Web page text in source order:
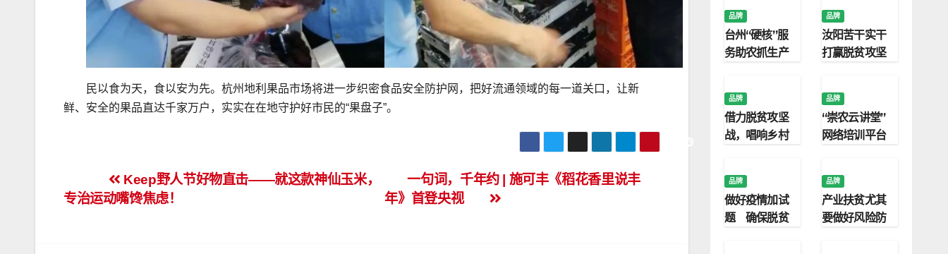
民以食为天，食以安为先。杭州地利果品市场将进一步织密食品安全防护网，把好流通领域的每一道关口，让新
鲜、安全的果品直达千家万户，实实在在地守护好市民的“果盘子”。
文
章
一句词，千年约 | 施可丰《稻花香里说丰
年》首登央视
Keep野人节好物直击——就这款神仙玉米，
专治运动嘴馋焦虑！
多人看到
品牌
台州“硬核”服
务助农抓生产
品牌
汝阳苦干实干
打赢脱贫攻坚
品牌
借力脱贫攻坚
战，唱响乡村
品牌
“崇农云讲堂”
网络培训平台
品牌
做好疫情加试
题 确保脱贫
品牌
产业扶贫尤其
要做好风险防